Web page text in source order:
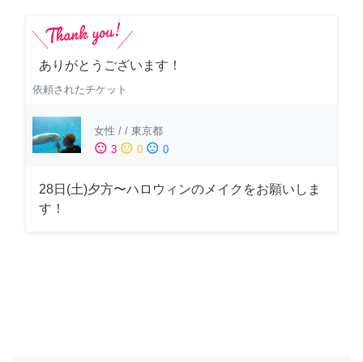
ありがとうございます！
依頼されたチケット
女性 / / 東京都
sentiment_satisfied 3 sentiment_neutral 0 sentiment_dissatisfied 0
28日(土)夕方〜ハロウィンのメイクをお願いしま
す！